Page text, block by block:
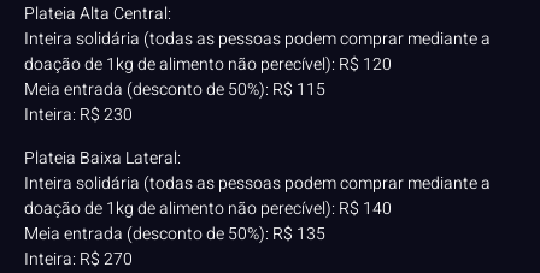
Plateia Alta Central:
Inteira solidária (todas as pessoas podem comprar mediante a
doação de 1kg de alimento não perecível): R$ 120
Meia entrada (desconto de 50%): R$ 115
Inteira: R$ 230
Plateia Baixa Lateral:
Inteira solidária (todas as pessoas podem comprar mediante a
doação de 1kg de alimento não perecível): R$ 140
Meia entrada (desconto de 50%): R$ 135
Inteira: R$ 270